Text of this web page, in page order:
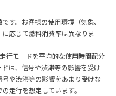
す。お客様の使用環境（気象、
応じて燃料消費率は異なりま
行モードを平均的な使用時間配分
は、信号や渋滞等の影響を受け
や渋滞等の影響をあまり受けな
走行を想定しています。